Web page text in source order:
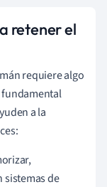
retener el
requiere algo
fundamental
a la
sistemas de